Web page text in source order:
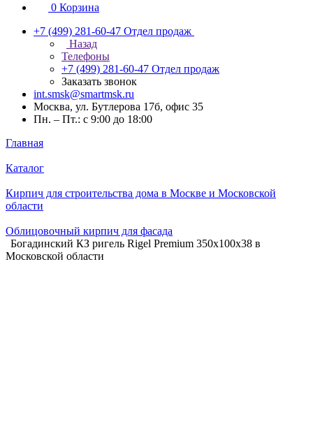
0 Корзина
+7 (499) 281-60-47 Отдел продаж
Назад
Телефоны
+7 (499) 281-60-47 Отдел продаж
Заказать звонок
int.smsk@smartmsk.ru
Москва, ул. Бутлерова 17б, офис 35
Пн. – Пт.: с 9:00 до 18:00
Главная
Каталог
Кирпич для строительства дома в Москве и Московской
области
Облицовочный кирпич для фасада
Богадинский КЗ ригель Rigel Premium 350х100х38 в
Московской области